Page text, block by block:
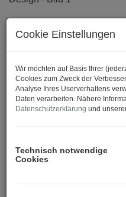
Cookie Einstellungen
Wir möchten auf Basis Ihrer
Cookies zum Zweck der
Analyse Ihres Userverhaltens
Daten verarbeiten. Nähere
Datenschutzerklärung und
Technisch notwendige
Cookies